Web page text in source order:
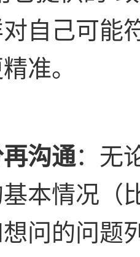
自己可能
准。
沟通：无
本情况（
问的问题